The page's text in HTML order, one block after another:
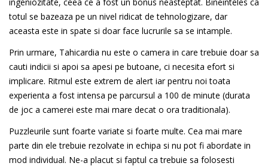
totul se bazeaza pe un nivel ridicat de tehnologizare, dar
aceasta este in spate si doar face lucrurile sa se intample.
Prin urmare, Tahicardia nu este o camera in care trebuie doar sa
cauti indicii si apoi sa apesi pe butoane, ci necesita efort si
implicare. Ritmul este extrem de alert iar pentru noi toata
experienta a fost intensa pe parcursul a 100 de minute (durata
de joc a camerei este mai mare decat o ora traditionala).
Puzzleurile sunt foarte variate si foarte multe. Cea mai mare
parte din ele trebuie rezolvate in echipa si nu pot fi abordate in
mod individual. Ne-a placut si faptul ca trebuie sa folosesti